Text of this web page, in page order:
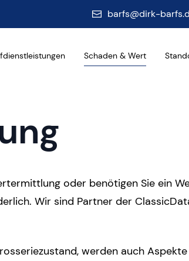
barfs@dirk-
Schaden & Wert
oder benötigen Sie ein
Wir sind Partner der
werden auch